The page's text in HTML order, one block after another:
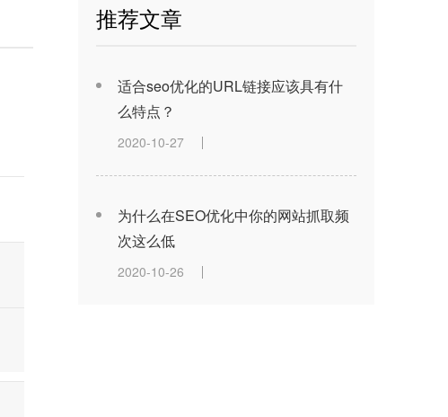
推荐文章
适合seo优化的URL链接应该具有什
么特点？
2020-10-27
为什么在SEO优化中你的网站抓取频
次这么低
2020-10-26